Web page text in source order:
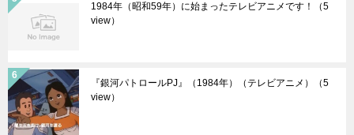
1984年（昭和59年）に始まったテレビアニメです！
（5
view）
『銀河パトロールPJ』（1984年）（テレビアニメ）
（5
view）